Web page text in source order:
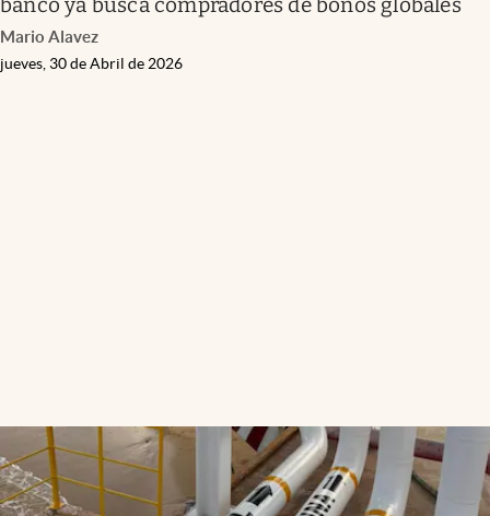
Mario Alavez
jueves, 30 de Abril de 2026